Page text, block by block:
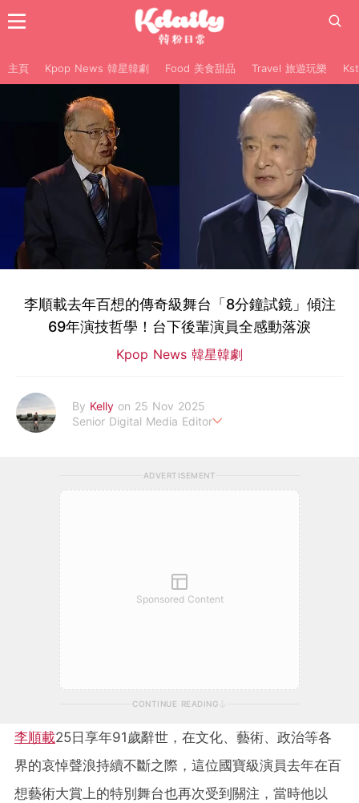
主頁 Kpop News 韓星韓劇 Food 美食甜品 Travel 旅遊玩樂
李順載去年百想的傳奇級舞台「8分鐘試鏡」傾注
69年演技哲學！台下後輩演員全感動落淚
Kpop News 韓星韓劇
By Kelly on 25 Nov 2025
Senior Digital Media Editor
ADVERTISEMENT
Sponsored Content
CONTINUE READING
李順載25日享年91歲辭世，在文化、藝術、政治等各
界的哀悼聲浪持續不斷之際，這位國寶級演員去年在百
想藝術大賞上的特別舞台也再次受到關注，當時他以